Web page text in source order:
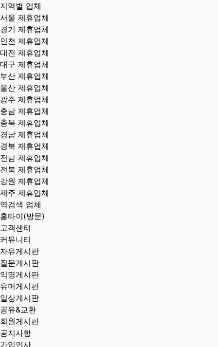
지역별 업체
서울 제휴업체
경기 제휴업체
인천 제휴업체
대전 제휴업체
대구 제휴업체
부산 제휴업체
울산 제휴업체
광주 제휴업체
충남 제휴업체
충북 제휴업체
경남 제휴업체
경북 제휴업체
전남 제휴업체
전북 제휴업체
강원 제휴업체
제주 제휴업체
역검색 업체
홈타이(방문)
고객센터
커뮤니티
자유게시판
질문게시판
익명게시판
유머게시판
일상게시판
공유&교환
회원게시판
공지사항
가입인사